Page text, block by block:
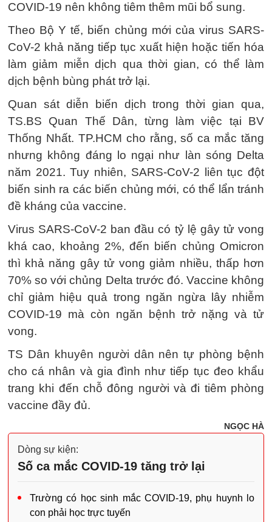
COVID-19 nên không tiêm thêm mũi bổ sung.
Theo Bộ Y tế, biến chủng mới của virus SARS-
CoV-2 khả năng tiếp tục xuất hiện hoặc tiến hóa
làm giảm miễn dịch qua thời gian, có thể làm
dịch bệnh bùng phát trở lại.
Quan sát diễn biến dịch trong thời gian qua,
TS.BS Quan Thế Dân, từng làm việc tại BV
Thống Nhất. TP.HCM cho rằng, số ca mắc tăng
nhưng không đáng lo ngại như làn sóng Delta
năm 2021. Tuy nhiên, SARS-CoV-2 liên tục đột
biến sinh ra các biến chủng mới, có thể lẩn tránh
đề kháng của vaccine.
Virus SARS-CoV-2 ban đầu có tỷ lệ gây tử vong
khá cao, khoảng 2%, đến biến chủng Omicron
thì khả năng gây tử vong giảm nhiều, thấp hơn
70% so với chủng Delta trước đó. Vaccine không
chỉ giảm hiệu quả trong ngăn ngừa lây nhiễm
COVID-19 mà còn ngăn bệnh trở nặng và tử
vong.
TS Dân khuyên người dân nên tự phòng bệnh
cho cá nhân và gia đình như tiếp tục đeo khẩu
trang khi đến chỗ đông người và đi tiêm phòng
vaccine đầy đủ.
NGỌC HÀ
Dòng sự kiện:
Số ca mắc COVID-19 tăng trở lại
Trường có học sinh mắc COVID-19, phụ huynh lo
con phải học trực tuyến